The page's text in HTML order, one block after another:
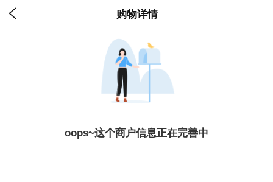
 购物详情
oops~这个商户信息正在完善中